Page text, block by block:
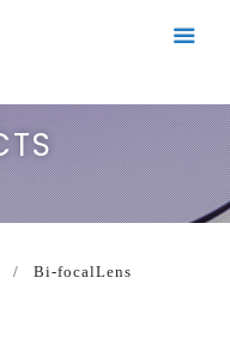
Bi-focalLens